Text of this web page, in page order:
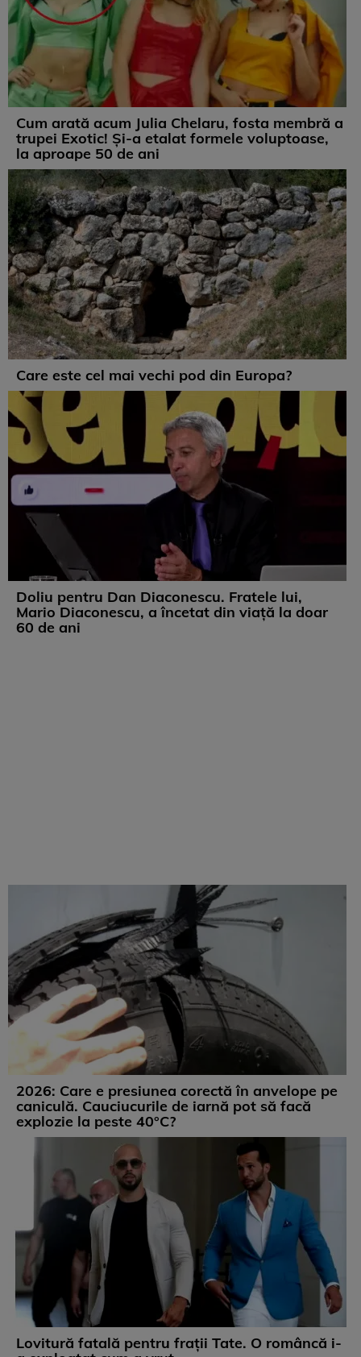
Cum arată acum Julia Chelaru, fosta membră a
trupei Exotic! Și-a etalat formele voluptoase,
la aproape 50 de ani
Care este cel mai vechi pod din Europa?
Doliu pentru Dan Diaconescu. Fratele lui,
Mario Diaconescu, a încetat din viață la doar
60 de ani
2026: Care e presiunea corectă în anvelope pe
caniculă. Cauciucurile de iarnă pot să facă
explozie la peste 40°C?
Lovitură fatală pentru frații Tate. O româncă i-